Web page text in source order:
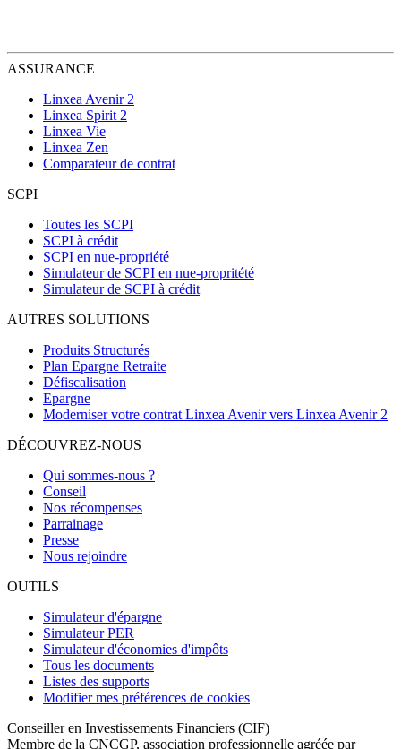
ASSURANCE
Linxea Avenir 2
Linxea Spirit 2
Linxea Vie
Linxea Zen
Comparateur de contrat
SCPI
Toutes les SCPI
SCPI à crédit
SCPI en nue-propriété
Simulateur de SCPI en nue-propritété
Simulateur de SCPI à crédit
AUTRES SOLUTIONS
Produits Structurés
Plan Epargne Retraite
Défiscalisation
Epargne
Moderniser votre contrat Linxea Avenir vers Linxea Avenir 2
DÉCOUVREZ-NOUS
Qui sommes-nous ?
Conseil
Nos récompenses
Parrainage
Presse
Nous rejoindre
OUTILS
Simulateur d'épargne
Simulateur PER
Simulateur d'économies d'impôts
Tous les documents
Listes des supports
Modifier mes préférences de cookies
Conseiller en Investissements Financiers (CIF)
Membre de la CNCGP, association professionnelle agréée par